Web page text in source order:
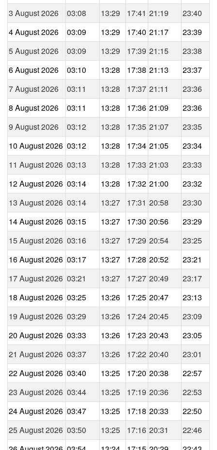
3 August 2026
03:08 13:29 17:41 21:19
23:40
4 August 2026
03:09 13:29 17:40 21:17
23:39
5 August 2026
03:09 13:29 17:39 21:15
23:38
6 August 2026
03:10 13:28 17:38 21:13
23:37
7 August 2026
03:11 13:28 17:37 21:11
23:36
8 August 2026
03:11 13:28 17:36 21:09
23:36
9 August 2026
03:12 13:28 17:35 21:07
23:35
10 August 2026 03:12 13:28 17:34 21:05
23:34
11 August 2026 03:13 13:28 17:33 21:03
23:33
12 August 2026 03:14 13:28 17:32 21:00
23:32
13 August 2026 03:14 13:27 17:31 20:58
23:30
14 August 2026 03:15 13:27 17:30 20:56
23:29
15 August 2026 03:16 13:27 17:29 20:54
23:25
16 August 2026 03:17 13:27 17:28 20:52
23:21
17 August 2026 03:21 13:27 17:27 20:49
23:17
18 August 2026 03:25 13:26 17:25 20:47
23:13
19 August 2026 03:29 13:26 17:24 20:45
23:09
20 August 2026 03:33 13:26 17:23 20:43
23:05
21 August 2026 03:37 13:26 17:22 20:40
23:01
22 August 2026 03:40 13:25 17:20 20:38
22:57
23 August 2026 03:44 13:25 17:19 20:36
22:53
24 August 2026 03:47 13:25 17:18 20:33
22:50
25 August 2026 03:50 13:25 17:16 20:31
22:46